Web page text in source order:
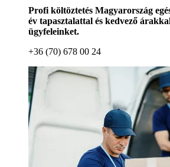
Profi költöztetés Magyarország
év tapasztalattal és kedvező
ügyfeleinket.
+36 (70) 678 00 24